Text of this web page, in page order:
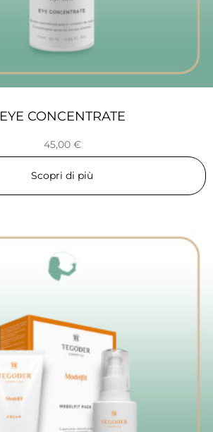
EYE CONCENTRATE
45,00 €
Scopri di più